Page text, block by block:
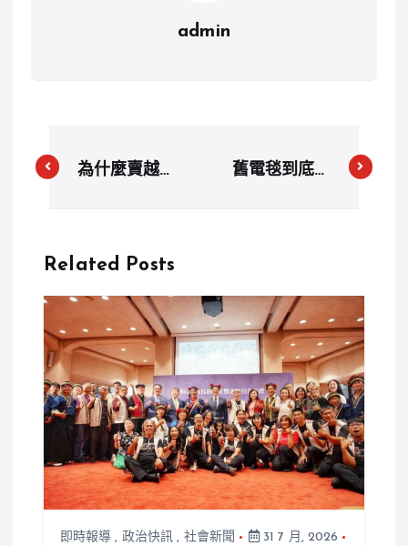
admin
為什麼賣越多
加碼 賣家嘆
皮」數發部回
應了
舊電毯到底怎
Related Posts
即時報導 , 政治快訊 , 社會新聞
31 7 月, 2026